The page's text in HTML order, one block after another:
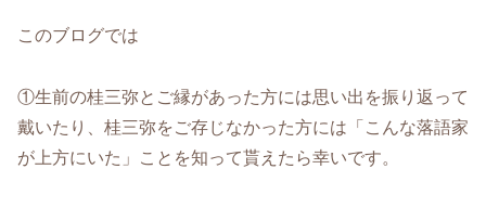
このブログでは
①生前の桂三弥とご縁があった方には思い出を振り返って
戴いたり、桂三弥をご存じなかった方には「こんな落語家
が上方にいた」ことを知って貰えたら幸いです。